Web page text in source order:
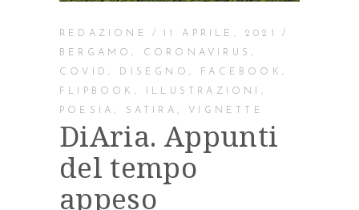
REDAZIONE
11 APRILE, 2021
BERGAMO, CORONAVIRUS,
COVID , DISEGNO , FACEBOOK ,
FLIPBOOK , ILLUSTRAZIONI ,
POESIA, SATIRA , VIGNETTE
DiAria. Appunti
del tempo
appeso